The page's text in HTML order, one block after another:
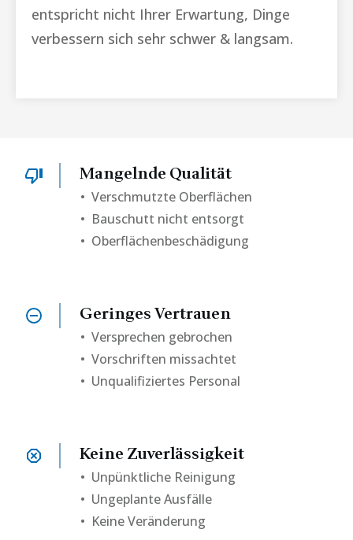
entspricht nicht Ihrer Erwartung, Dinge
verbessern sich sehr schwer & langsam.
Mangelnde Qualität
• Verschmutzte Oberflächen
• Bauschutt nicht entsorgt
• Oberflächenbeschädigung
Geringes Vertrauen
•Versprechen gebrochen
• Vorschriften missachtet
• Unqualifiziertes Personal
Keine Zuverlässigkeit
• Unpünktliche Reinigung
• Ungeplante Ausfälle
• Keine Veränderung